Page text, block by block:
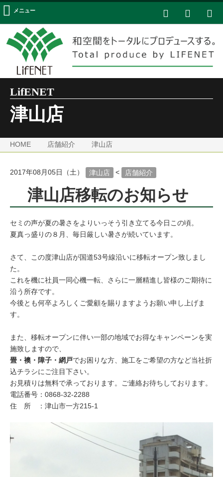
メニュー
LifENET
津山店
HOME 店舗紹介 津山店
2017年08月05日（土） 津山店 < 店舗紹介
津山店移転のお知らせ
セミの声が夏の暑さをよりいっそう引き立てる今日この頃。
夏真っ盛りの８月、毎日厳しい暑さが続いています。
さて、この度津山店が国道53号線沿いに移転オープン致しまし
た。
これを機に社員一同心機一転、さらに一層精進し皆様のご期待に
沿う所存です。
今後とも何卒よろしくご愛顧を賜りますようお願い申し上げま
す。
また、移転オープンに伴い一部の地域でお得なキャンペーンを実
施致しますので、
畳・襖・障子・網戸でお困りな方、施工をご希望の方など当社折
込チラシにご注目下さい。
お見積りは無料で承っております。ご連絡お待ちしております。
電話番号：0868-32-2288
住 所 ：津山市一方215-1